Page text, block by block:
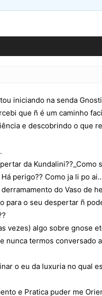
iniciando na senda
que ñ é um caminho
e descobrindo o que
da Kundalini??_Como
perigo?? Como ja li po
do Vaso de
para o seu despertar ñ
vezes) algo sobre gnose
nunca termos conversado
o eu da luxuria no qual
e Pratica puder me